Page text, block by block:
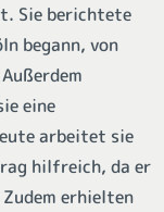
Sie berichtete
begann, von
eine
arbeitet sie
hilfreich, da er
erhielten